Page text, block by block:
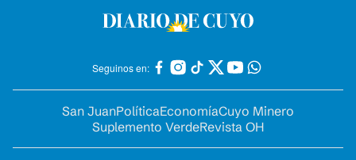
Seguinos en:
San JuanPolíticaEconomíaCuyo Minero
Suplemento VerdeRevista OH